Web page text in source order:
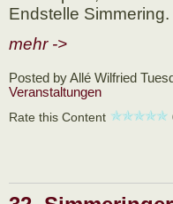
Endstelle Simmering.
mehr ->
Posted by Allé Wilfried
Veranstaltungen
Rate this Content